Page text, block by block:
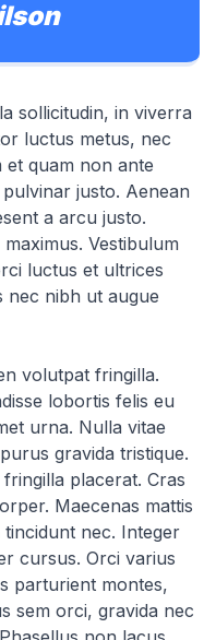
sollicitudin, in viverra
luctus metus, nec
et quam non ante
justo. Aenean
a arcu justo.
Vestibulum
luctus et ultrices
nec nibh ut augue
volutpat fringilla.
lobortis felis eu
urna. Nulla vitae
gravida tristique.
placerat. Cras
Maecenas mattis
nec. Integer
cursus. Orci varius
parturient montes,
sem orci, gravida nec